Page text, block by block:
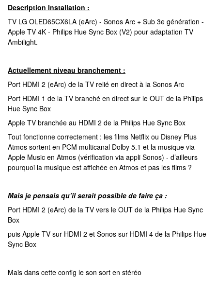
Description Installation :
TV LG OLED65CX6LA (eArc) - Sonos Arc + Sub 3e génération -
Apple TV 4K - Philips Hue Sync Box (V2) pour adaptation TV
Ambilight.
Actuellement niveau branchement :
Port HDMI 2 (eArc) de la TV relié en direct à la Sonos Arc
Port HDMI 1 de la TV branché en direct sur le OUT de la Philips
Hue Sync Box
Apple TV branchée au HDMI 2 de la Philips Hue Sync Box
Tout fonctionne correctement : les films Netflix ou Disney Plus
Atmos sortent en PCM multicanal Dolby 5.1 et la musique via
Apple Music en Atmos (vérification via appli Sonos) - d’ailleurs
pourquoi la musique est affichée en Atmos et pas les films ?
Mais je pensais qu’il serait possible de faire ça :
Port HDMI 2 (eArc) de la TV vers le OUT de la Philips Hue Sync
Box
puis Apple TV sur HDMI 2 et Sonos sur HDMI 4 de la Philips Hue
Sync Box
Mais dans cette config le son sort en stéréo